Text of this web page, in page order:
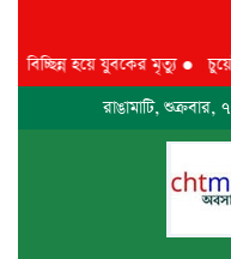
হয়ে যুবকের মৃত্যু●চুয়েট
রাঙামাটি,